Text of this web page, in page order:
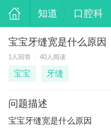
知道 口腔科
宝宝牙缝宽是什么原因
1人回答 40人阅读
宝宝 牙缝
问题描述
宝宝牙缝宽是什么原因